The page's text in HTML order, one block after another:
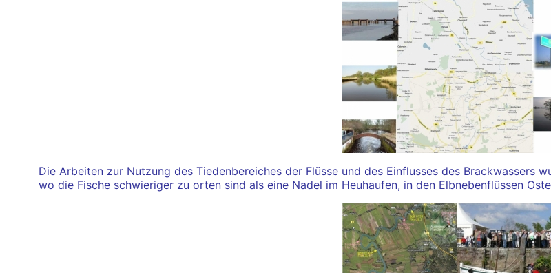
Die Arbeiten zur Nutzung des Tiedenbereiches der Flüsse und des Einflusses des Brackwassers
wo die Fische schwieriger zu orten sind als eine Nadel im Heuhaufen, in den Elbnebenflüssen